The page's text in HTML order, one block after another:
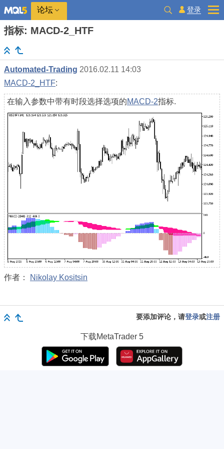
论坛 登录
指标: MACD-2_HTF
Automated-Trading 2016.02.11 14:03
MACD-2_HTF:
在输入参数中带有时段选择选项的MACD-2指标.
作者： Nikolay Kositsin
要添加评论，请登录或注册
下载MetaTrader 5